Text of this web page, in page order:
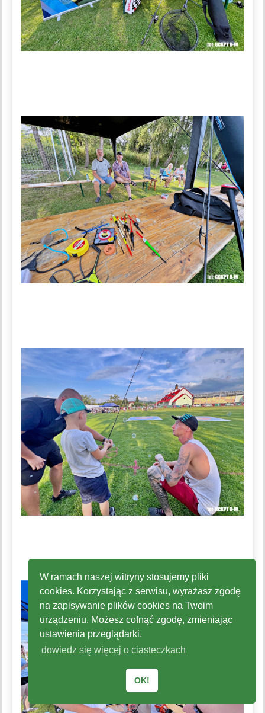
W ramach naszej witryny stosujemy pliki
cookies. Korzystając z serwisu, wyrażasz zgodę
na zapisywanie plików cookies na Twoim
urządzeniu. Możesz cofnąć zgodę, zmieniając
ustawienia przeglądarki.
dowiedz się więcej o ciasteczkach
OK!